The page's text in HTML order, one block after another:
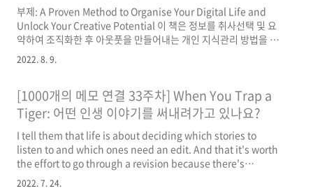
부제: A Proven Method to Organise Your Digital Life and
Unlock Your Creative Potential 이 책은 정보를 취사선택 및 요
약하여 조직화한 후 아웃풋을 만들어내는 개인 지식관리 방법을 논
합니다. 취사선택 하루에도 수많은 정보를 접하게 됩니다. 그 중 어
떤 정보를 택하고 어떤 정보를 무시해야 할까요. 저자는 네 가지 기
든 일단 저장하라는 것으로 이해했습니다. 저장된 정보 중 필요 없
는 것은 주기적 리뷰 과정에서 지우면 되니까요. 저장할 때 핵심은
미래의 내가 이 정보를 다시 볼 때 가치 있다고 여길지 한 번 더 생각
해 보고, 가치 있게 여길 것이라는 확신이 든다면 이해하기 쉽게 요
점만..
2022. 8. 9.
[1000개의 메모 연결 33주차] When You Trap a
Tiger: 어떤 인생 이야기를 써내려가고 있나요?
I tell them that life is about deciding which stories to
listen to and which ones need an edit. And that it's worth
the effort to go through a revision because there's
nothing more important to the quality of our lives than
2022. 7. 24.